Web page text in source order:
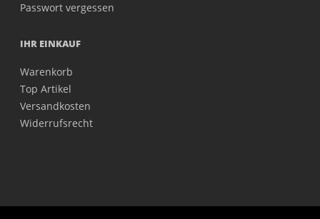
Passwort vergessen
IHR EINKAUF
Warenkorb
Top Artikel
Versandkosten
Widerrufsrecht